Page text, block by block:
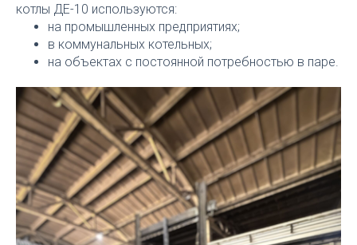
котлы ДЕ-10 используются:
на промышленных предприятиях;
в коммунальных котельных;
на объектах с постоянной потребностью в паре.